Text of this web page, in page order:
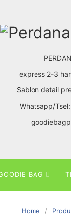
express 2-3
Sablon detail
Whatsapp/Tsel:
BAG
Home